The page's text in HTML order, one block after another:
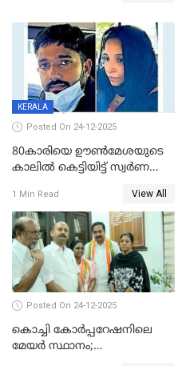
KERALA
Posted On 24-12-2025
80കാരിയെ ഊൺമേശയുടെ
കാലിൽ കെട്ടിയിട്ട് സ്വർണവും
കൊച്ചുമകനും സുഹൃത്തും
അറസ്റ്റിൽ
1 Min Read View All
Posted On 24-12-2025
കൊച്ചി കോര്‍പ്പറേഷനിലെ
മേയര്‍ സ്ഥാനം;